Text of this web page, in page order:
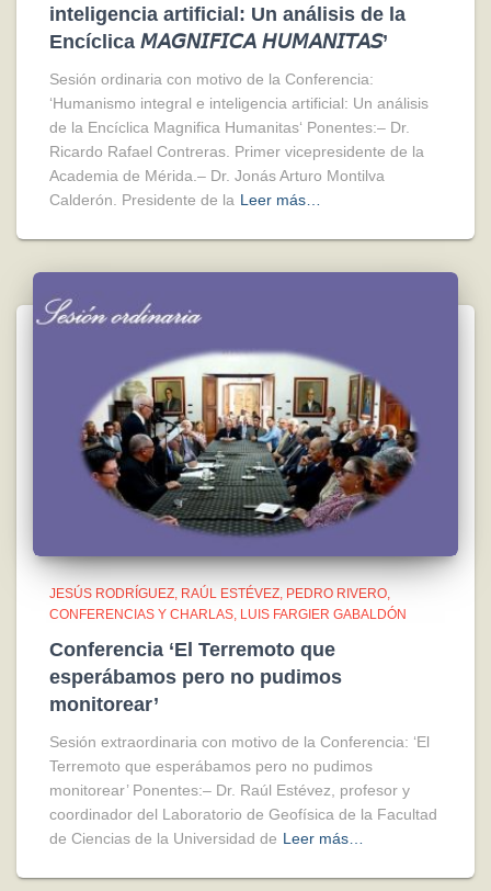
inteligencia artificial: Un análisis de la
Encíclica 𝘔𝘈𝘎𝘕𝘐𝘍𝘐𝘊𝘈 𝘏𝘜𝘔𝘈𝘕𝘐𝘛𝘈𝘚’
Sesión ordinaria con motivo de la Conferencia:
‘Humanismo integral e inteligencia artificial: Un análisis
de la Encíclica Magnifica Humanitas‘ Ponentes:– Dr.
Ricardo Rafael Contreras. Primer vicepresidente de la
Academia de Mérida.– Dr. Jonás Arturo Montilva
Calderón. Presidente de la Leer más…
JESÚS RODRÍGUEZ RAÚL ESTÉVEZ PEDRO RIVERO
CONFERENCIAS Y CHARLAS LUIS FARGIER GABALDÓN
Conferencia ‘El Terremoto que
esperábamos pero no pudimos
monitorear’
Sesión extraordinaria con motivo de la Conferencia: ‘El
Terremoto que esperábamos pero no pudimos
monitorear’ Ponentes:– Dr. Raúl Estévez, profesor y
coordinador del Laboratorio de Geofísica de la Facultad
de Ciencias de la Universidad de Leer más…